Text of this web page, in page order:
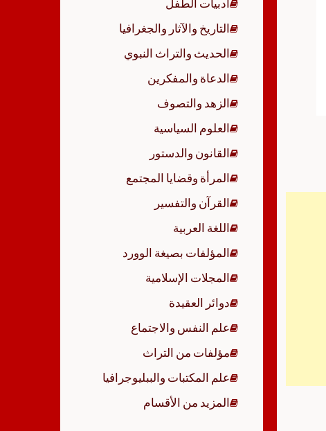
أدبيات الطفل
التاريخ والآثار والجغرافيا
الحديث والتراث النبوي
الدعاة والمفكرين
الزهد والتصوف
العلوم السياسية
القانون والدستور
المرأة وقضايا المجتمع
القرآن والتفسير
اللغة العربية
المؤلفات بصيغة الوورد
المجلات الإسلامية
دوائر العقيدة
علم النفس والاجتماع
مؤلفات من التراث
علم المكتبات والببليوجرافيا
المزيد من الأقسام